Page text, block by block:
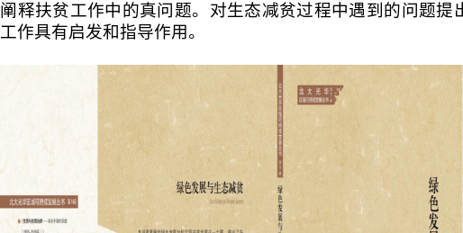
阐释扶贫工作中的真问题。对生态减贫过程中遇到的问题
工作具有启发和指导作用。